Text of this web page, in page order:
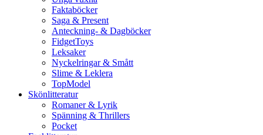
Faktaböcker
Saga & Present
Anteckning- & Dagböcker
FidgetToys
Leksaker
Nyckelringar & Smått
Slime & Leklera
TopModel
Skönlitteratur
Romaner & Lyrik
Spänning & Thrillers
Pocket